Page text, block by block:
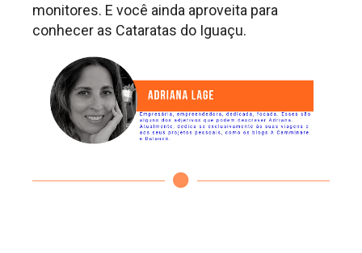
monitores. E você ainda aproveita para
conhecer as Cataratas do Iguaçu.